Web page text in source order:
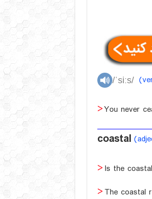
/ˈsiːs/
You never
coastal
Is the
The coastal